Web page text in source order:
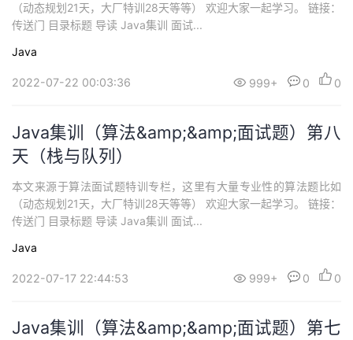
（动态规划21天，大厂特训28天等等） 欢迎大家一起学习。 链接：
传送门 目录标题 导读 Java集训 面试...
Java
2022-07-22 00:03:36 999+ 0 0
Java集训（算法&amp;&amp;面试题）第八
天（栈与队列）
本文来源于算法面试题特训专栏，这里有大量专业性的算法题比如
（动态规划21天，大厂特训28天等等） 欢迎大家一起学习。 链接：
传送门 目录标题 导读 Java集训 面试...
Java
2022-07-17 22:44:53 999+ 0 0
Java集训（算法&amp;&amp;面试题）第七